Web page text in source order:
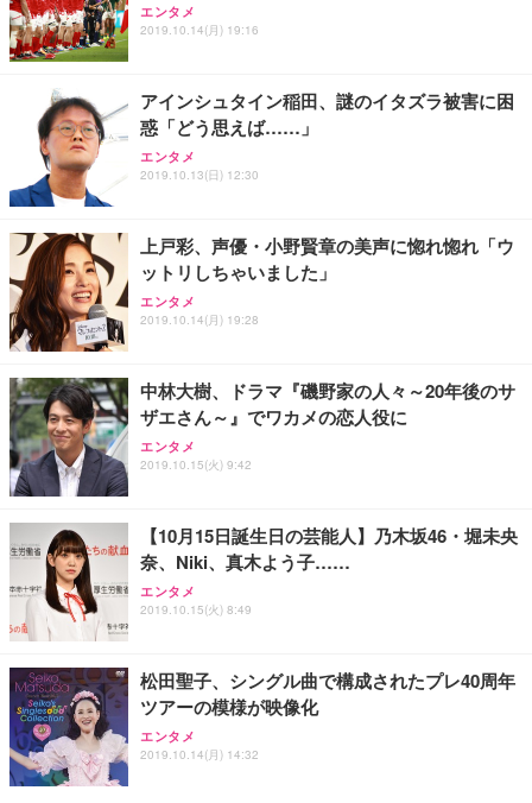
エンタメ
2019.10.14(月) 19:16
アインシュタイン稲田、謎のイタズラ被害に困
惑「どう思えば……」
エンタメ
2019.10.13(日) 12:30
上戸彩、声優・小野賢章の美声に惚れ惚れ「ウ
ットリしちゃいました」
エンタメ
2019.10.14(月) 19:28
中林大樹、ドラマ『磯野家の人々～20年後のサ
ザエさん～』でワカメの恋人役に
エンタメ
2019.10.15(火) 9:42
【10月15日誕生日の芸能人】乃木坂46・堀未央
奈、Niki、真木よう子……
エンタメ
2019.10.15(火) 8:49
松田聖子、シングル曲で構成されたプレ40周年
ツアーの模様が映像化
エンタメ
2019.10.14(月) 14:32